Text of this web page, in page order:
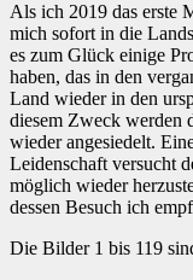
Als ich 2019 das erste
mich sofort in die
es zum Glück einige
haben, das in den
Land wieder in den
diesem Zweck werden
wieder angesiedelt.
Leidenschaft versucht
möglich wieder
dessen Besuch ich
Die Bilder 1 bis 119